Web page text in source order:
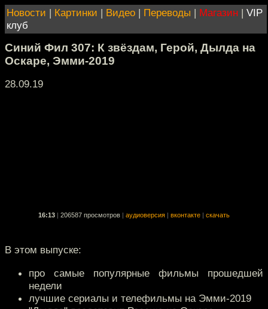
Новости | Картинки | Видео | Переводы | Магазин | VIP
клуб
Синий Фил 307: К звёздам, Герой, Дылда на
Оскаре, Эмми-2019
28.09.19
16:13 206587 просмотров аудиоверсия вконтакте скачать
В этом выпуске:
про самые популярные фильмы прошедшей
недели
лучшие сериалы и телефильмы на Эмми-2019